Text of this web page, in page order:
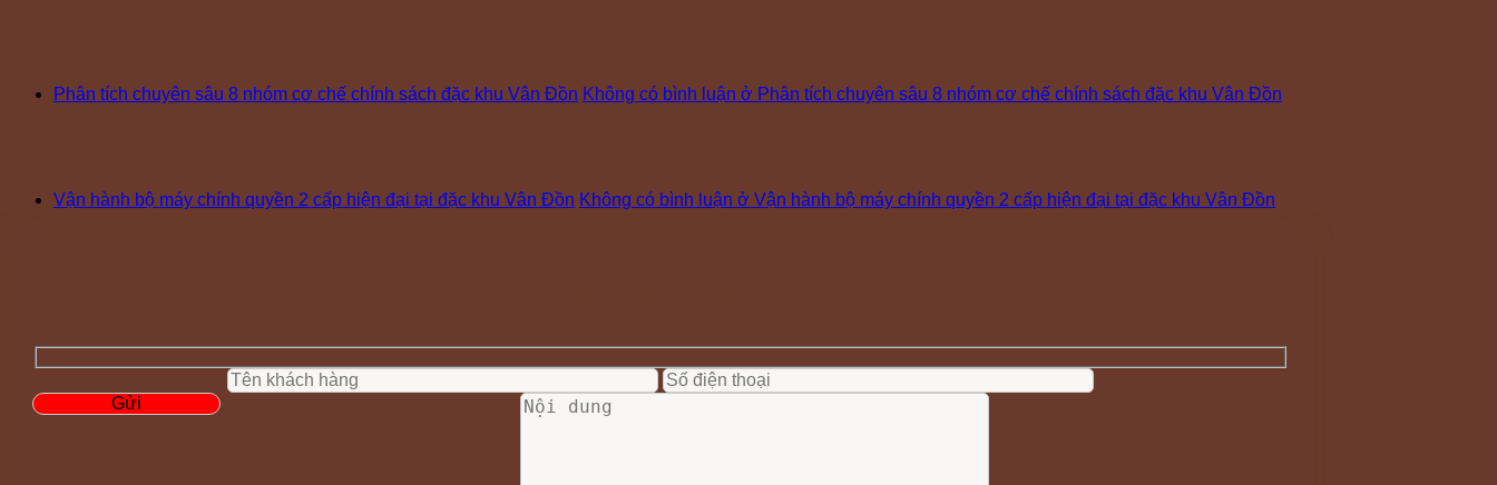
Phân tích chuyên sâu 8 nhóm cơ chế chính sách đặc khu Vân Đồn Không có bình luận ở Phân tích chuyên sâu 8 nhóm cơ chế chính sách đặc khu Vân Đồn
Vận hành bộ máy chính quyền 2 cấp hiện đại tại đặc khu Vân Đồn Không có bình luận ở Vận hành bộ máy chính quyền 2 cấp hiện đại tại đặc khu Vân Đồn